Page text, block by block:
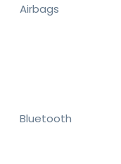
Airbags
Bluetooth